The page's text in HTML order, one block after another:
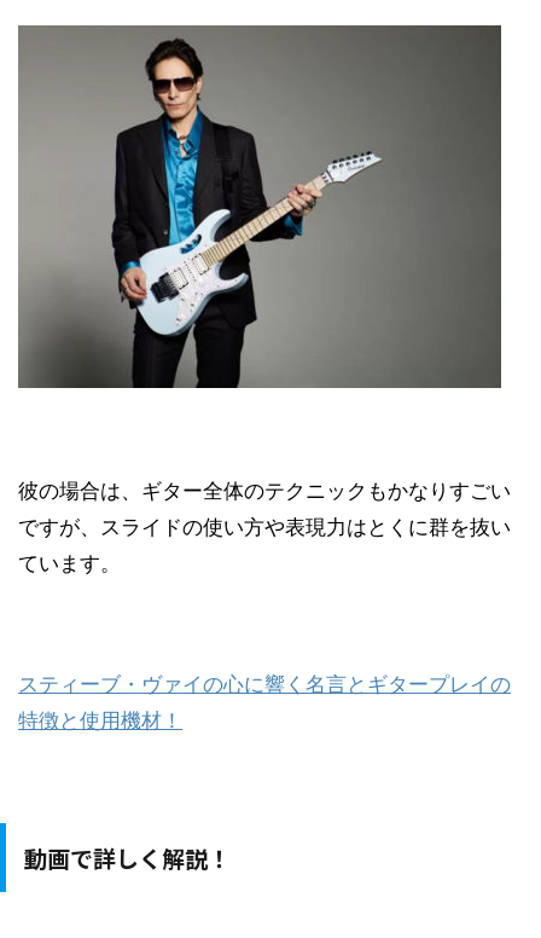
彼の場合は、ギター全体のテクニックもかなりすごい
ですが、スライドの使い方や表現力はとくに群を抜い
ています。
スティーブ・ヴァイの心に響く名言とギタープレイの
特徴と使用機材！
動画で詳しく解説！